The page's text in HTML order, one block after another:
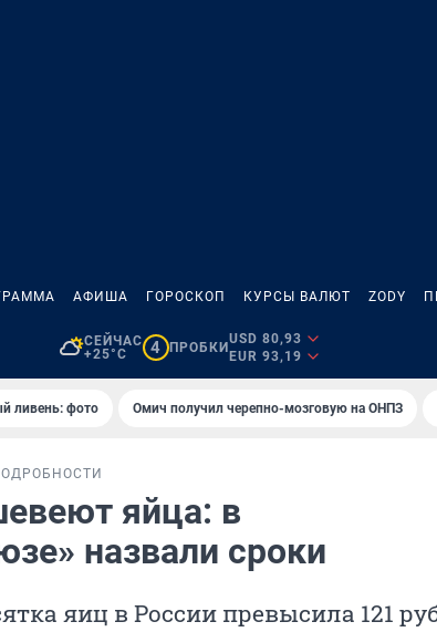
АФИША ГОРОСКОП КУРСЫ ВАЛЮТ ZODY
СЕЙЧАС
+25°C
4 ПРОБКИ
USD 80,93
EUR 93,19
ливень: фото Омич получил черепно-мозговую на ОНПЗ
яйца: в
назвали сроки
яиц в России превысила 121